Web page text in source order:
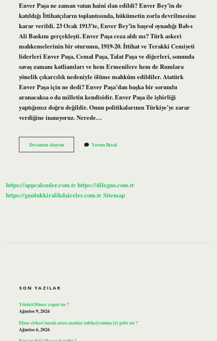
Enver Paşa ne zaman vatan haini ılan edildi? Enver Bey’in de
katıldığı İttihatçıların toplantısında, hükümetin zorla devrilmesine
karar verildi. 23 Ocak 1913’te, Enver Bey’in başrol oynadığı Bab-ı
Ali Baskını gerçekleşti. Enver Paşa ceza aldı mı? Türk askeri
mahkemelerinin bir oturumu, 1919-20. İttihat ve Terakki Cemiyeti
liderleri Enver Paşa, Cemal Paşa, Talat Paşa ve diğerleri, sonunda
savaş zamanı katliamları ve hem Ermenilere hem de Rumlara
yönelik çıkarcılık nedeniyle ölüme mahkûm edildiler. Atatürk
Enver Paşa için ne dedi? Enver Paşa’dan başka bir sorumlu
aranacaksa o da milletin kendisidir. Enver Paşa ile işbirliği
yaptığımız doğru değildir. Onun politikalarının Türkiye’ye zarar
verdiğine inanıyoruz. Nerede…
Devamını okuyunEnver
Paşa
Mi
Yorum Bırak
https://appcalender.com.trhttps://dilegno.com.tr
https://gunlukkiralikdaireler.com.trSitemap
SON YAZILAR
Yüzücü fitness yapar mı ?
Ağustos 9, 2026
Elma sirkesi bacak arası mantar enfeksiyonuna iyi gelir mi ?
Ağustos 6, 2026